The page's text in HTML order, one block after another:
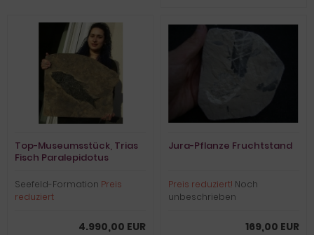
Top-Museumsstück, Trias
Fisch Paralepidotus
Seefeld-Formation Preis
reduziert
4.990,00 EUR
Jura-Pflanze Fruchtstand
Preis reduziert! Noch
unbeschrieben
169,00 EUR